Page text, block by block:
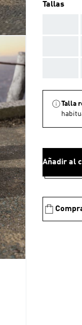
Tallas
Talla
Añadir al